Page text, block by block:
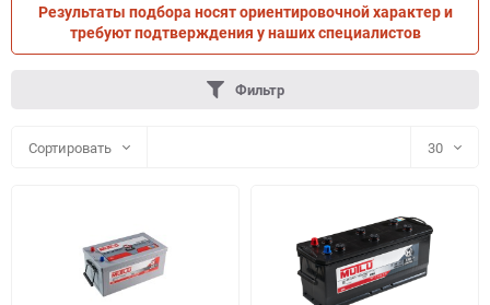
ПО ТРАНСПОРТУ ПО ПАРАМЕТРАМ
Результаты подбора носят ориентировочной характер и
требуют подтверждения у наших специалистов
Фильтр
Сортировать 30
60